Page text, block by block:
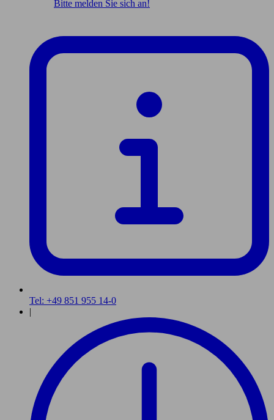
Bitte melden Sie sich an!
Tel: +49 851 955 14-0
|